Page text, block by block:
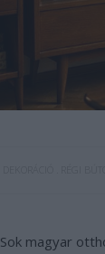
Sok magyar